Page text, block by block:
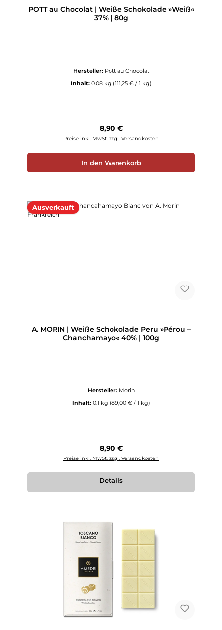
POTT au Chocolat | Weiße Schokolade »Weiß«
37% | 80g
Hersteller: Pott au Chocolat
Inhalt: 0.08 kg (111,25 € / 1 kg)
Regulärer Preis:
8,90 €
Preise inkl. MwSt. zzgl. Versandkosten
In den Warenkorb
Ausverkauft
A. MORIN | Weiße Schokolade Peru »Pérou –
Chanchamayo« 40% | 100g
Hersteller: Morin
Inhalt: 0.1 kg (89,00 € / 1 kg)
Regulärer Preis:
8,90 €
Preise inkl. MwSt. zzgl. Versandkosten
Details